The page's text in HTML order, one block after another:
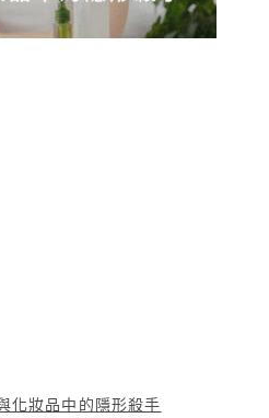
化妝品中的隱形殺手